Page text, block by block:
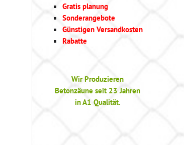
Gratis planung
Sonderangebote
Günstigen Versandkosten
Rabatte
Wir Produzieren
Betonzäune seit 23 Jahren
in A1 Qualität.